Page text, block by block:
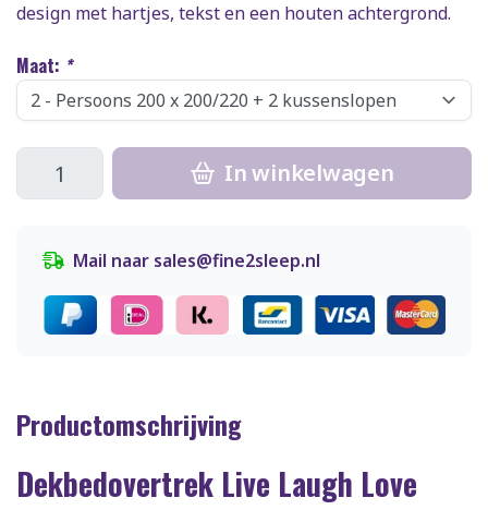
design met hartjes, tekst en een houten achtergrond.
Maat: *
In winkelwagen
Mail naar sales@fine2sleep.nl
Productomschrijving
Dekbedovertrek Live Laugh Love